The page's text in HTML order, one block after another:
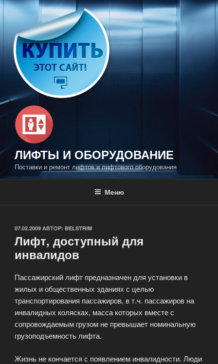
Перейти
к
содержимому
ЛИФТЫ И ОБОРУДОВАНИЕ
Поставки и ремонт лифтов и лифтового оборудования
Меню
ОПУБЛИКОВАНО
07.02.2009 АВТОР: BELSTRIM
Лифт, доступный для
инвалидов
Пассажирский лифт предназначен для установки в
жилых и общественных зданиях с целью
транспортирования пассажиров, в т.ч. пассажиров на
инвалидных колясках, масса которых вместе с
сопровождаемым грузом не превышает номинальную
грузоподъемность лифта.
Жизнь не кончается с появлением инвалидности. Люди